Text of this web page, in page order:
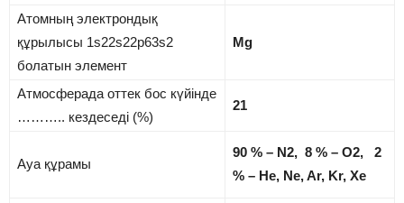
Атомның электрондық
құрылысы 1s22s22p63s2
болатын элемент
Mg
Атмосферада оттек бос күйінде
……….. кездеседі (%)
21
Ауа құрамы
90 % – N2, 8 % – O2, 2
% – He, Ne, Ar, Kr, Xe